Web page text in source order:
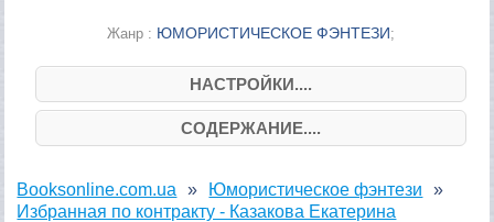
Жанр : ЮМОРИСТИЧЕСКОЕ ФЭНТЕЗИ;
НАСТРОЙКИ....
СОДЕРЖАНИЕ....
Booksonline.com.ua
Юмористическое фэнтези
Избранная по контракту - Казакова Екатерина